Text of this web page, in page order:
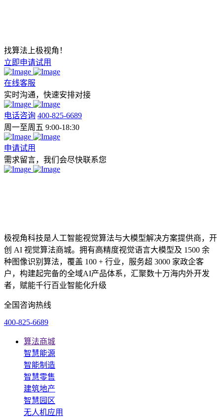
找算法上极视角！
立即申请试用
在线客服
实时沟通，快速安排对接
电话咨询 400-825-6689
周一至周五 9:00-18:30
申请试用
需求留言，我们会尽快联系您
极视角科技是人工智能视觉算法与大模型解决方案提供商，开
创 AI 视觉算法商城。拥有高精度视觉语言大模型及 1500 余
种图像识别算法，覆盖 100 + 行业，服务超 3000 家政企客
户，构建起完备的全域AI产品体系，汇聚数十万海内外开发
者，赋能千行百业智能化升级
全国咨询热线
400-825-6689
算法商城
智慧能源
智能制造
智慧零售
建筑地产
智慧园区
无人机应用